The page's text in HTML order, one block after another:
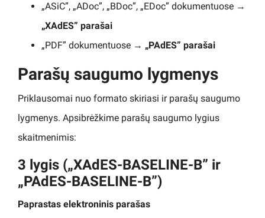
„ASiC”, „ADoc”, „BDoc”, „EDoc” dokumentuose →
„XAdES” parašai
„PDF” dokumentuose → „PAdES” parašai
Parašų saugumo lygmenys
Priklausomai nuo formato skiriasi ir parašų saugumo
lygmenys. Apsibrėžkime parašų saugumo lygius
skaitmenimis:
3 lygis („XAdES-BASELINE-B” ir
„PAdES-BASELINE-B”)
Paprastas elektroninis parašas